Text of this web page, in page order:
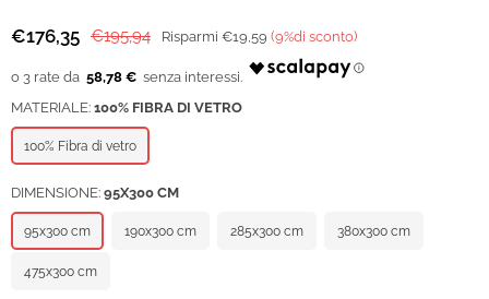
Prezzo
€176,35 €195,94 Risparmi €19,59 (9%di sconto)
58,78 €
MATERIALE: 100% FIBRA DI VETRO
100% Fibra di vetro
DIMENSIONE: 95X300 CM
95x300 cm 190x300 cm 285x300 cm 380x300 cm
475x300 cm